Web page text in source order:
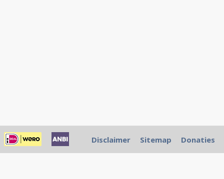
Disclaimer Sitemap Donaties